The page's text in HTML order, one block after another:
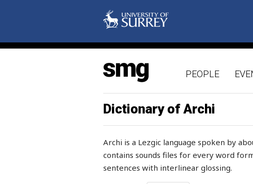
PEOPLE
Dictionary of Archi
Archi is a Lezgic language spoken by
contains sounds files for every word
sentences with interlinear glossing.
бездомный
безотказно
безрадостный
безрогий
безрукавка
белена
белить